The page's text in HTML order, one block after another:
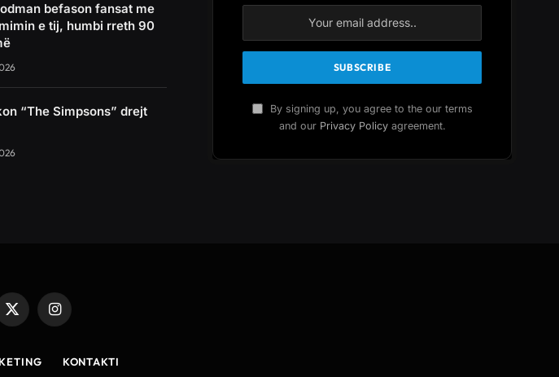
befason fansat me
e tij, humbi rreth 90
“The Simpsons” drejt
By signing up, you agree to the our terms
and our Privacy Policyagreement.
X
Instagram
KONTAKTI